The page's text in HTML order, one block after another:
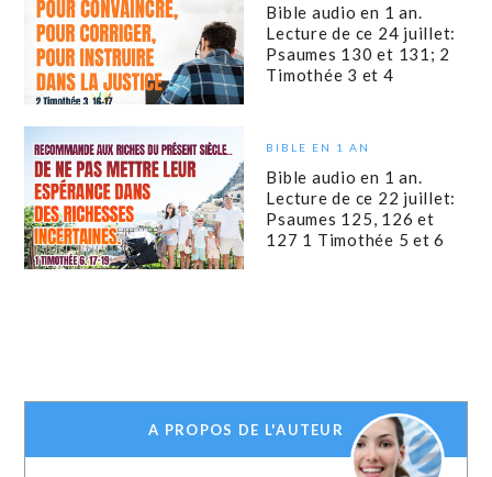
Bible audio en 1 an.
Lecture de ce 24 juillet:
Psaumes 130 et 131; 2
Timothée 3 et 4
BIBLE EN 1 AN
Bible audio en 1 an.
Lecture de ce 22 juillet:
Psaumes 125, 126 et
127 1 Timothée 5 et 6
A PROPOS DE L'AUTEUR